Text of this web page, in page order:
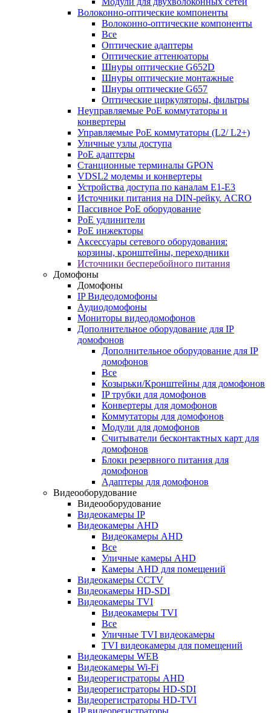
Волоконно-оптические компоненты
Волоконно-оптические компоненты
Все
Оптические адаптеры
Оптические аттенюаторы
Шнуры оптические G652D
Шнуры оптические монтажные
Шнуры оптические G657
Оптические циркуляторы, фильтры
Неуправляемые PoE коммутаторы и
конвертеры
Управляемые PoE коммутаторы (L2/ L2+)
Уличные узлы доступа
PoE адаптеры
Станционные терминалы GPON
VDSL2 модемы и конвертеры
Устройства доступа по каналам E1-E3
Источники питания на DIN-рейку. ACRO
Пассивное PoE оборудование
PoE удлинители
PoE инжекторы
Аксессуары сетевого оборудования:
корзины, кронштейны, переходники
Источники бесперебойного питания
Домофоны
Домофоны
IP Видеодомофоны
Аудиодомофоны
Мониторы видеодомофонов
Дополнительное оборудование для IP
домофонов
Дополнительное оборудование для IP
домофонов
Все
Козырьки/Кронштейны для домофонов
IP трубки для домофонов
Конвертеры для домофонов
Коммутаторы для домофонов
Модули для домофонов
Считыватели бесконтактных карт для
домофонов
Блоки резервного питания для
домофонов
Адаптеры для домофонов
Видеооборудование
Видеооборудование
Видеокамеры IP
Видеокамеры AHD
Видеокамеры AHD
Все
Уличные камеры AHD
Камеры AHD для помещений
Видеокамеры CCTV
Видеокамеры HD-SDI
Видеокамеры TVI
Видеокамеры TVI
Все
Уличные TVI видеокамеры
TVI видеокамеры для помещений
Видеокамеры WEB
Видеокамеры Wi-Fi
Видеорегистраторы AHD
Видеорегистраторы HD-SDI
Видеорегистраторы HD-TVI
IP видеорегистраторы